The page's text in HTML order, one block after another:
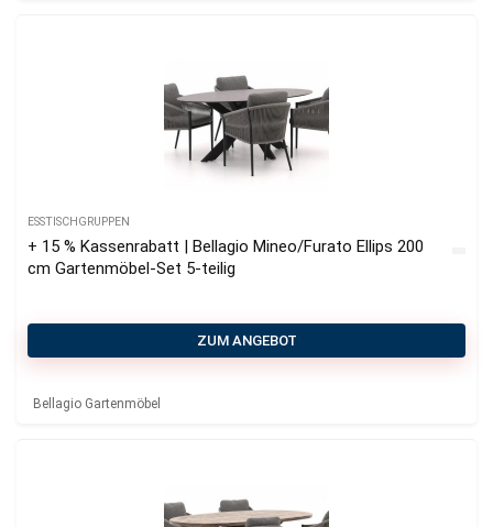
ESSTISCHGRUPPEN
+ 15 % Kassenrabatt | Bellagio Mineo/Furato Ellips 200
cm Gartenmöbel-Set 5-teilig
ZUM ANGEBOT
Bellagio Gartenmöbel